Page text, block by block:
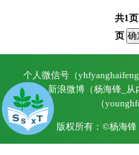
共1
页
个人微信号（
新浪微博（杨海锋_
（
版权所有：©杨海